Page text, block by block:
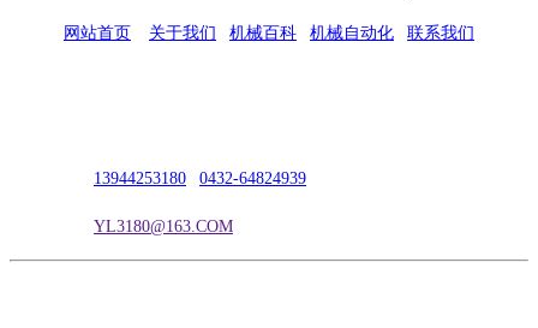
网站首页 关于我们 机械百科 机械自动化 联系我们
13944253180 0432-64824939
YL3180@163.COM